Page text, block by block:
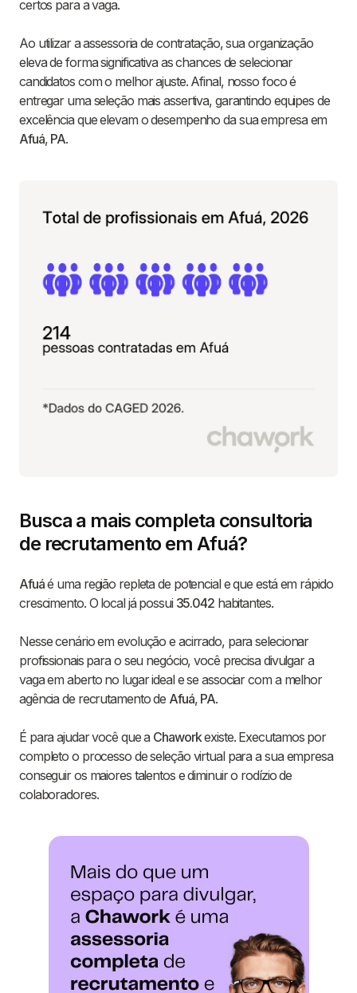
certos para a vaga.
Ao utilizar a assessoria de contratação, sua organização
eleva de forma significativa as chances de selecionar
candidatos com o melhor ajuste. Afinal, nosso foco é
entregar uma seleção mais assertiva, garantindo equipes de
excelência que elevam o desempenho da sua empresa em
Afuá, PA.
Busca a mais completa consultoria
de recrutamento em Afuá?
Afuáé uma região repleta de potencial e que está em rápido
crescimento. O local já possui 35.042habitantes.
Nesse cenário em evolução e acirrado, para selecionar
profissionais para o seu negócio, você precisa divulgar a
vaga em aberto no lugar ideal e se associar com a melhor
agência de recrutamento de Afuá, PA.
É para ajudar você que a Chaworkexiste. Executamos por
completo o processo de seleção virtual para a sua empresa
conseguir os maiores talentos e diminuir o rodízio de
colaboradores.